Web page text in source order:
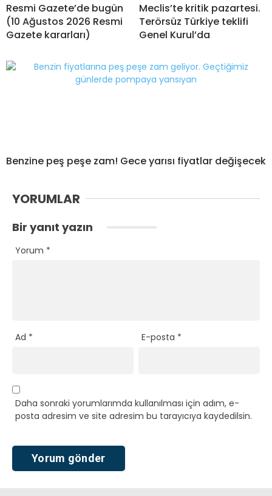
Resmi Gazete’de bugün
(10 Ağustos 2026 Resmi
Gazete kararları)
Meclis’te kritik pazartesi.
Terörsüz Türkiye teklifi
Genel Kurul’da
Benzine peş peşe zam! Gece yarısı fiyatlar değişecek
YORUMLAR
Bir yanıt yazın
Yorum *
Ad * E-posta *
Daha sonraki yorumlarımda kullanılması için adım, e-
posta adresim ve site adresim bu tarayıcıya kaydedilsin.